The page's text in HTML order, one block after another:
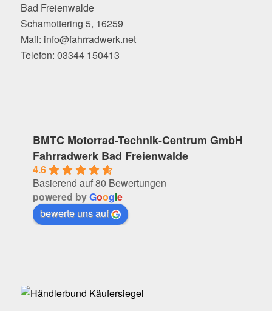
Bad Freienwalde
Schamottering 5, 16259
Mail: info@fahrradwerk.net
Telefon: 03344 150413
BMTC Motorrad-Technik-Centrum GmbH
Fahrradwerk Bad Freienwalde
4.6
Basierend auf 80 Bewertungen
powered byGoogle
bewerte uns auf